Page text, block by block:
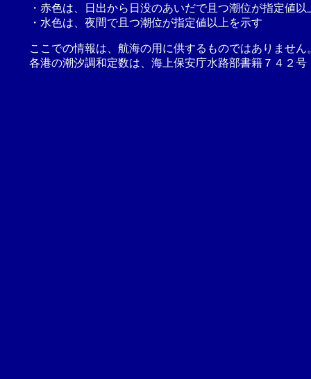
・赤色は、日出から日没のあいだで且つ潮位が指定値以
・水色は、夜間で且つ潮位が指定値以上を示す
ここでの情報は、航海の用に供するものではありませ
各港の潮汐調和定数は、海上保安庁水路部書籍７４２